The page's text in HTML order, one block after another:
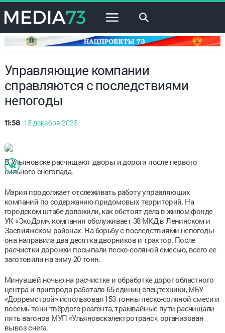
×
Управляющие компании
справляются с последствиями
непогоды
11:58 15 декабря 2025
В Ульяновске расчищают дворы и дороги после первого
сильного снегопада.
Мэрия продолжает отслеживать работу управляющих
компаний по содержанию придомовых территорий. На
городском штабе доложили, как обстоят дела в жилом фонде
УК «ЭкоДом», компания обслуживает 38 МКД в Ленинском и
Засвияжском районах. На борьбу с последствиями непогоды
она направила два десятка дворников и трактор. После
расчистки дорожки посыпали песко-соляной смесью, всего ее
заготовили на зиму 20 тонн.
Минувшей ночью на расчистке и обработке дорог областного
центра и пригорода работало 65 единиц спецтехники, МБУ
«Дорремстрой» использовал 153 тонны песко-соляной смеси и
восемь тонн твёрдого реагента, трамвайные пути расчищали
пять вагонов МУП «Ульяновскэлектротранс», организован
вывоз снега.